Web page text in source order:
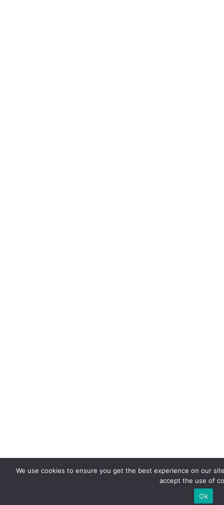
We use cookies to ensure you get the best experience on our
accept the use of
Ok